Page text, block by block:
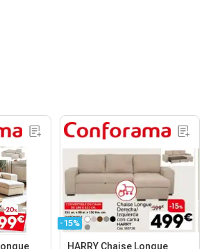
-15%
HARRY Chaise Longue